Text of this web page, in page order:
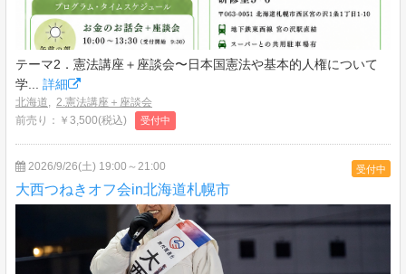
テーマ2．憲法講座＋座談会〜日本国憲法や基本的人権について
学... 詳細
北海道, 2.憲法講座＋座談会
前売り：￥3,500(税込)
受付中
受付中
2026/9/26(土) 19:00～21:00
大西つねきオフ会in北海道札幌市